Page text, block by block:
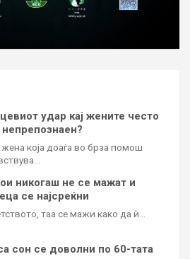
удар кај жените често
непрепознаен?
која доаѓа во брза помош
никогаш не се мажат и
се најсреќни
таа се мажи како да ѝ…
сон се доволни по 60-тата